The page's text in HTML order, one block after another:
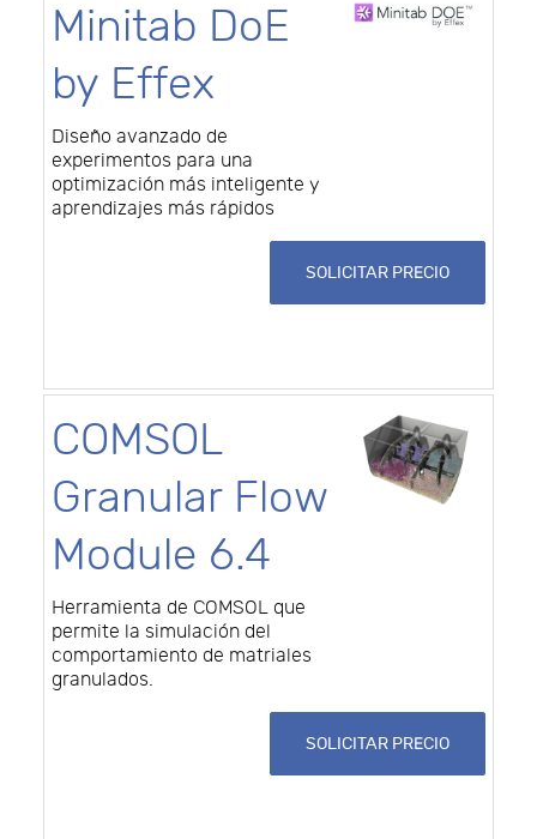
Minitab DoE
by Effex
Diseño avanzado de
experimentos para una
optimización más inteligente y
aprendizajes más rápidos
SOLICITAR PRECIO
COMSOL
Granular Flow
Module 6.4
Herramienta de COMSOL que
permite la simulación del
comportamiento de matriales
granulados.
SOLICITAR PRECIO